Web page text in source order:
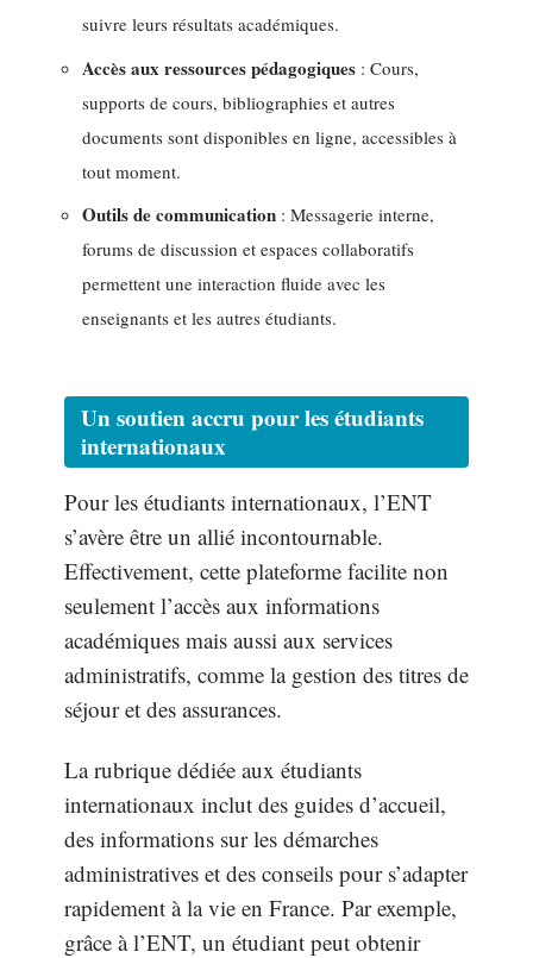
suivre leurs résultats académiques.
Accès aux ressources pédagogiques : Cours,
supports de cours, bibliographies et autres
documents sont disponibles en ligne, accessibles à
tout moment.
Outils de communication : Messagerie interne,
forums de discussion et espaces collaboratifs
permettent une interaction fluide avec les
enseignants et les autres étudiants.
Un soutien accru pour les étudiants
internationaux
Pour les étudiants internationaux, l’ENT
s’avère être un allié incontournable.
Effectivement, cette plateforme facilite non
seulement l’accès aux informations
académiques mais aussi aux services
administratifs, comme la gestion des titres de
séjour et des assurances.
La rubrique dédiée aux étudiants
internationaux inclut des guides d’accueil,
des informations sur les démarches
administratives et des conseils pour s’adapter
rapidement à la vie en France. Par exemple,
grâce à l’ENT, un étudiant peut obtenir